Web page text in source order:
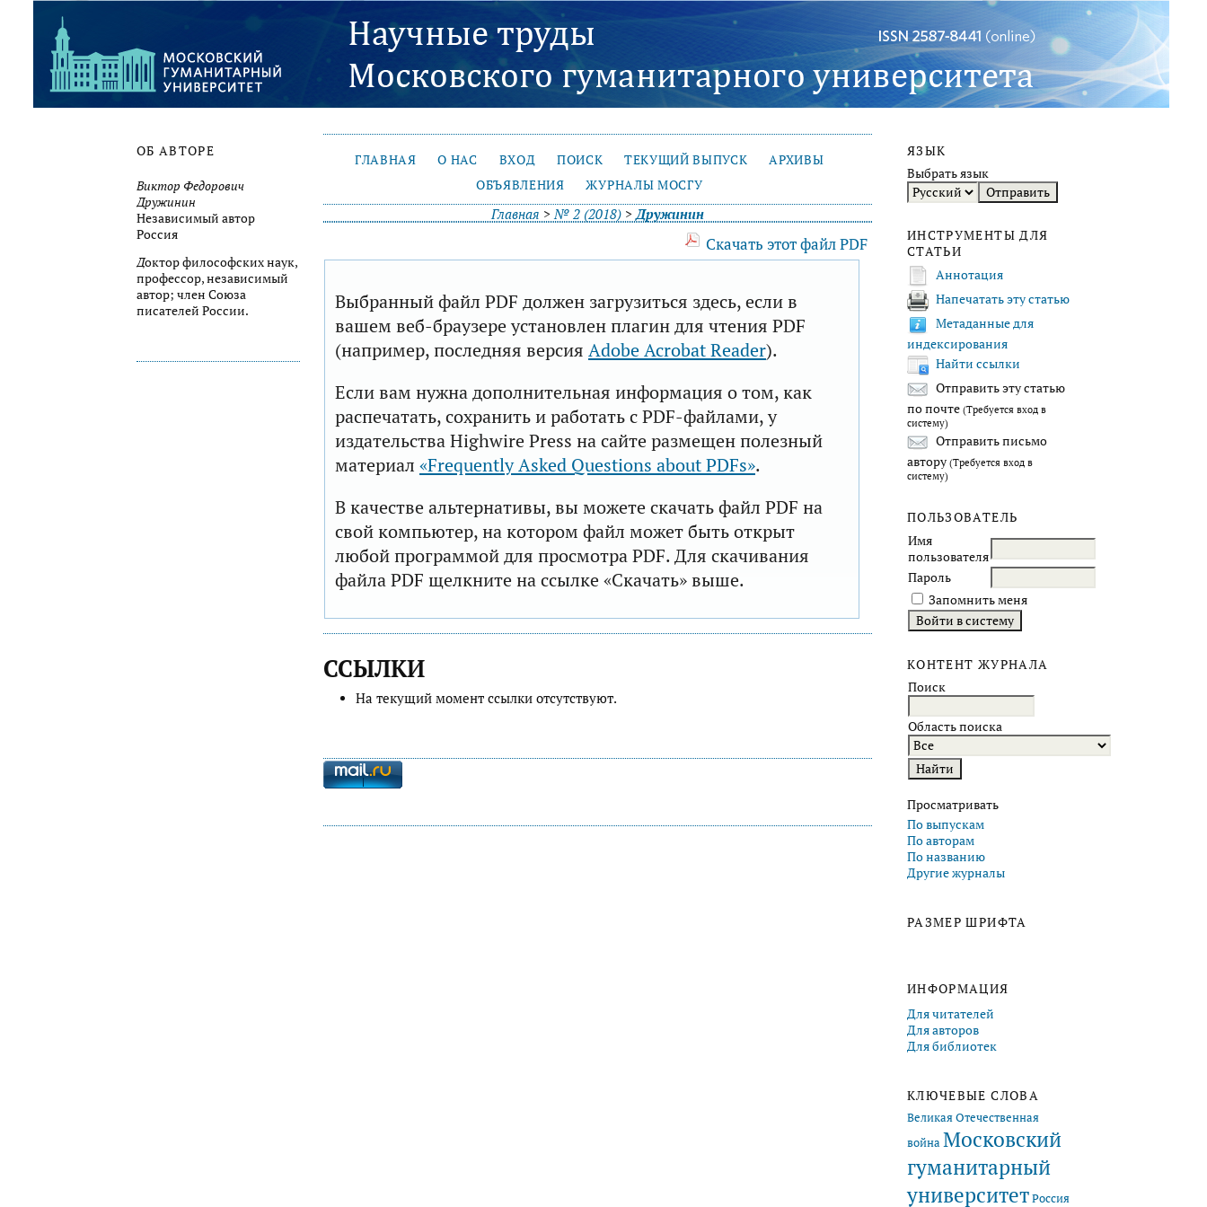
ОБ АВТОРЕ
Виктор Федорович
Дружинин
Независимый автор
Россия
Доктор философских наук,
профессор, независимый
автор; член Союза
писателей России.
ЯЗЫК
Выбрать язык
ИНСТРУМЕНТЫ ДЛЯ
СТАТЬИ
Аннотация
Напечатать эту статью
Метаданные для
индексирования
Найти ссылки
Отправить эту статью
по почте (Требуется вход в
систему)
Отправить письмо
автору (Требуется вход в
систему)
ПОЛЬЗОВАТЕЛЬ
Имя
пользователя
Пароль
Запомнить меня
КОНТЕНТ ЖУРНАЛА
Поиск
Область поиска
Просматривать
По выпускам
По авторам
По названию
Другие журналы
РАЗМЕР ШРИФТА
ИНФОРМАЦИЯ
Для читателей
Для авторов
Для библиотек
КЛЮЧЕВЫЕ СЛОВА
Великая Отечественная
войнаМосковский
гуманитарный
университетРоссия
ГЛАВНАЯ О НАС ВХОД ПОИСК ТЕКУЩИЙ ВЫПУСК
АРХИВЫ
ОБЪЯВЛЕНИЯ
ЖУРНАЛЫ МОСГУ
Главная >№ 2 (2018) >Дружинин
Скачать этот файл PDF
Выбранный файл PDF должен загрузиться здесь, если в
вашем веб-браузере установлен плагин для чтения PDF
(например, последняя версия Adobe Acrobat Reader).
Если вам нужна дополнительная информация о том, как
распечатать, сохранить и работать с PDF-файлами, у
издательства Highwire Press на сайте размещен полезный
материал «Frequently Asked Questions about PDFs».
В качестве альтернативы, вы можете скачать файл PDF на
свой компьютер, на котором файл может быть открыт
любой программой для просмотра PDF. Для скачивания
файла PDF щелкните на ссылке «Скачать» выше.
ССЫЛКИ
На текущий момент ссылки отсутствуют.